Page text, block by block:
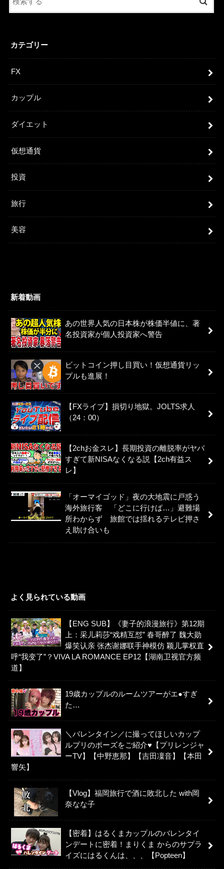
カテゴリー
FX
カップル
ダイエット
仮想通貨
投資
旅行
美容
新着動画
あの世界人気の日本株が株価半値に、著
名投資家が個人投資家へ警告
ビットコイン押し目買い！仮想通貨リッ
プルも進展！
【FXライブ】損切り地獄。JOLTS求人
（24：00）
【2chお金スレ】長期投資の離脱率がヤバ
すぎて新NISAなくなる説【2ch有益ス
レ】
「オーマイゴッド」夜の大地震に戸惑う
海外旅行客 「どこに行けば…」避難場
所わからず 旅館では揺れるテレビ押さ
え助け合いも
よく見られている動画
【ENG SUB】《妻子的浪漫旅行》第12期
上：采儿莉莎“戏精互怼” 春哥醉了 魏大勋
爆笑认亲 张杰谢娜联手神模仿 颖儿掌权直
呼“我变了”？VIVA LA ROMANCE EP12【湖南卫视官方频
道】
19歳カップルのルームツアーがエ●すぎ
た…
＼バレンタイン／に撮ってほしいカップ
ルプリのポーズをご紹介♥【プリレンジャ
ーTV】【中野恵那】【吉田凜音】【本田
響矢】
【Vlog】福岡旅行で酒に敗北した with岡
奈なな子
【密着】はるくまカップルのバレンタイ
ンデートに密着！まりくま からのサプラ
イズにはるくんは、、、【Popteen】